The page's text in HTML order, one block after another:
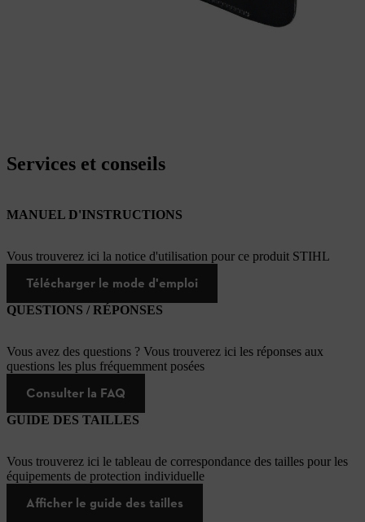
Services et conseils
MANUEL D'INSTRUCTIONS
Vous trouverez ici la notice d'utilisation pour ce produit STIHL
Télécharger le mode d'emploi
QUESTIONS / RÉPONSES
Vous avez des questions ? Vous trouverez ici les réponses aux
questions les plus fréquemment posées
Consulter la FAQ
GUIDE DES TAILLES
Vous trouverez ici le tableau de correspondance des tailles pour les
équipements de protection individuelle
Afficher le guide des tailles